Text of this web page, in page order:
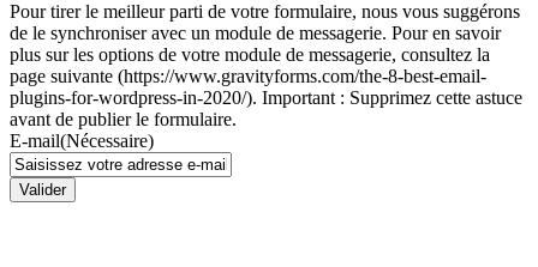
Pour tirer le meilleur parti de votre formulaire, nous vous suggérons
de le synchroniser avec un module de messagerie. Pour en savoir
plus sur les options de votre module de messagerie, consultez la
page suivante (https://www.gravityforms.com/the-8-best-email-
plugins-for-wordpress-in-2020/). Important : Supprimez cette astuce
avant de publier le formulaire.
E-mail(Nécessaire)
Valider